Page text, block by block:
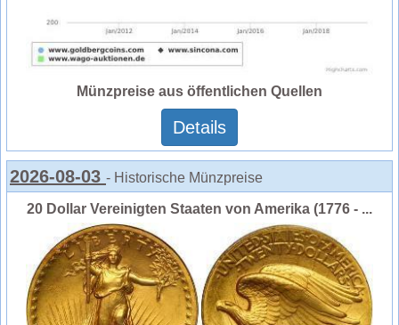
Münzpreise aus öffentlichen Quellen
Details
2026-08-03 - Historische Münzpreise
20 Dollar Vereinigten Staaten von Amerika (1776 - ...